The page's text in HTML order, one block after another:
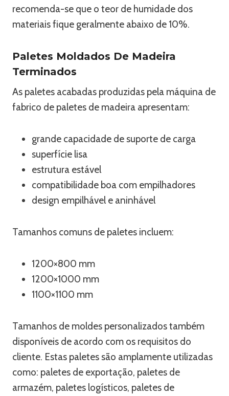
recomenda-se que o teor de humidade dos
materiais fique geralmente abaixo de 10%.
Paletes Moldados De Madeira
Terminados
As paletes acabadas produzidas pela máquina de
fabrico de paletes de madeira apresentam:
grande capacidade de suporte de carga
superfície lisa
estrutura estável
compatibilidade boa com empilhadores
design empilhável e aninhável
Tamanhos comuns de paletes incluem:
1200×800 mm
1200×1000 mm
1100×1100 mm
Tamanhos de moldes personalizados também
disponíveis de acordo com os requisitos do
cliente. Estas paletes são amplamente utilizadas
como: paletes de exportação, paletes de
armazém, paletes logísticos, paletes de